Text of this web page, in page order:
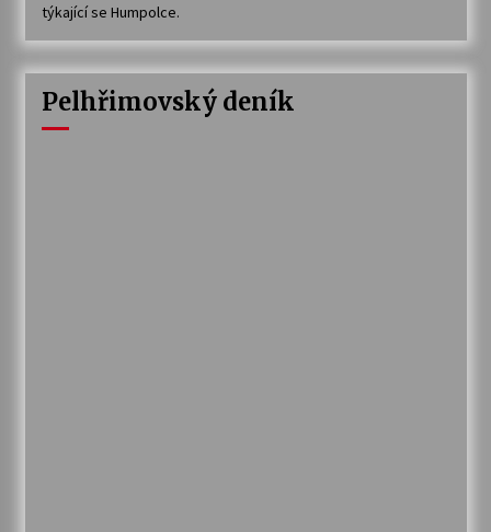
týkající se Humpolce.
Pelhřimovský deník